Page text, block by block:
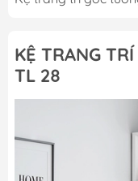
KỆ TRANG
TL 28